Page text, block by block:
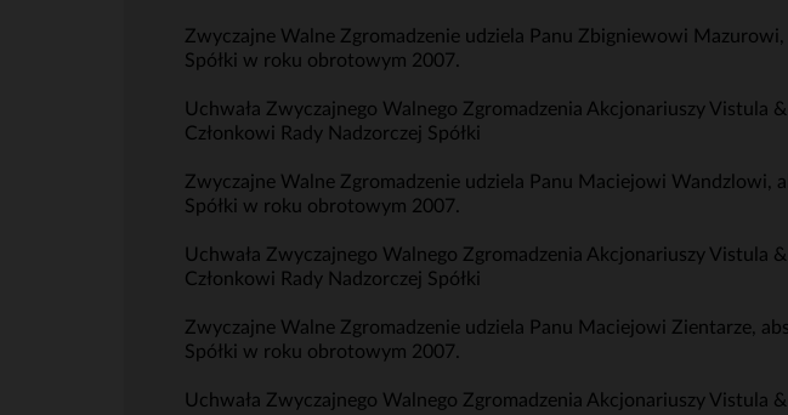
Zwyczajne Walne Zgromadzenie udziela Panu Zbigniewowi
Spółki w roku obrotowym 2007.
Uchwała Zwyczajnego Walnego Zgromadzenia Akcjonariuszy
Członkowi Rady Nadzorczej Spółki
Zwyczajne Walne Zgromadzenie udziela Panu Maciejowi Wandzlowi,
Spółki w roku obrotowym 2007.
Uchwała Zwyczajnego Walnego Zgromadzenia Akcjonariuszy
Członkowi Rady Nadzorczej Spółki
Zwyczajne Walne Zgromadzenie udziela Panu Maciejowi Zientarze,
Spółki w roku obrotowym 2007.
Uchwała Zwyczajnego Walnego Zgromadzenia Akcjonariuszy